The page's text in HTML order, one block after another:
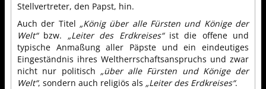
Stellvertreter, den Papst, hin.
Auch der Titel „König über alle Fürsten und Könige der
Welt“bzw. „Leiter des Erdkreises“ist die offene und
typische Anmaßung aller Päpste und ein eindeutiges
Eingeständnis ihres Weltherrschaftsanspruchs und zwar
nicht nur politisch „über alle Fürsten und Könige der
Welt“, sondern auch religiös als „Leiter des Erdkreises“.